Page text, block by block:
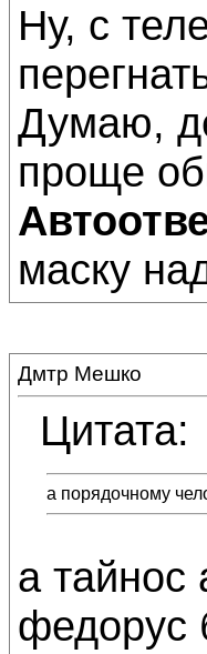
Ну, с
Думаю,
проще
маску
Дмтр Мешко
Цитата:
а порядочному
а тайнос
федорус